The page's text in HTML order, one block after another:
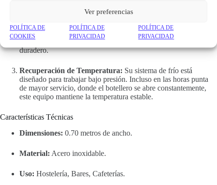
Ver preferencias
POLÍTICA DE
COOKIES
POLÍTICA DE
PRIVACIDAD
POLÍTICA DE
PRIVACIDAD
Construcción Industrial:A diferencia de las neveras
domésticas, el BR-70 está pensado para soportar el calor de una
cocina y el trato rudo de una barra de bar. Es robusto, fiable y
duradero.
Recuperación de Temperatura: Su sistema de frío está
diseñado para trabajar bajo presión. Incluso en las horas punta
de mayor servicio, donde el botellero se abre constantemente,
este equipo mantiene la temperatura estable.
Características Técnicas
Dimensiones: 0.70 metros de ancho.
Material: Acero inoxidable.
Uso: Hostelería, Bares, Cafeterías.